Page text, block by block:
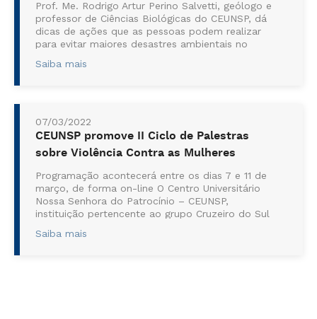
Prof. Me. Rodrigo Artur Perino Salvetti, geólogo e
professor de Ciências Biológicas do CEUNSP, dá
dicas de ações que as pessoas podem realizar
para evitar maiores desastres ambientais no
Saiba mais
07/03/2022
CEUNSP promove II Ciclo de Palestras
sobre Violência Contra as Mulheres
Programação acontecerá entre os dias 7 e 11 de
março, de forma on-line O Centro Universitário
Nossa Senhora do Patrocínio – CEUNSP,
instituição pertencente ao grupo Cruzeiro do Sul
Saiba mais